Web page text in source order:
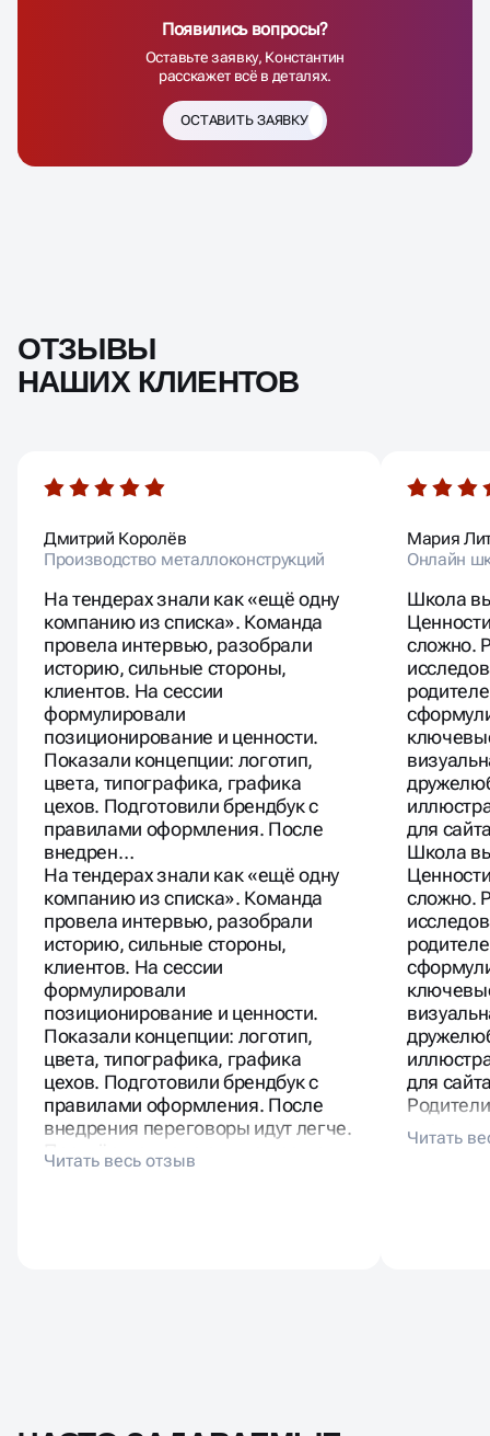
Появились вопросы?
Оставьте заявку, Константин
расскажет всё в деталях.
ОСТАВИТЬ ЗАЯВКУ
ОТЗЫВЫ
НАШИХ КЛИЕНТОВ
Дмитрий Королёв
Производство металлоконструкций
На тендерах знали как «ещё одну
компанию из списка». Команда
провела интервью, разобрали
историю, сильные стороны,
клиентов. На сессии
формулировали
позиционирование и ценности.
Показали концепции: логотип,
цвета, типографика, графика
цехов. Подготовили брендбук с
правилами оформления. После
внедрен…
На тендерах знали как «ещё одну
компанию из списка». Команда
провела интервью, разобрали
историю, сильные стороны,
клиентов. На сессии
формулировали
позиционирование и ценности.
Показали концепции: логотип,
цвета, типографика, графика
цехов. Подготовили брендбук с
правилами оформления. После
внедрения переговоры идут легче.
Партнёры отмечают, что проще
презентовать руководству.
Мария
Онлайн
Школа
сложно.
для
Школа
сложно.
для
«нашла